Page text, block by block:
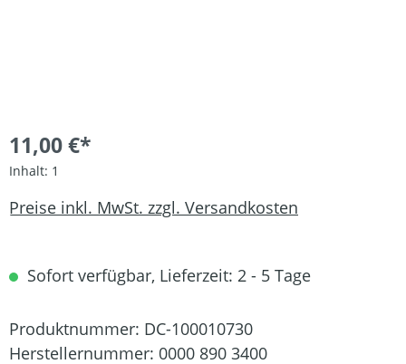
11,00 €*
Inhalt: 1
Preise inkl. MwSt. zzgl. Versandkosten
Sofort verfügbar, Lieferzeit: 2 - 5 Tage
Produktnummer: DC-100010730
Herstellernummer: 0000 890 3400